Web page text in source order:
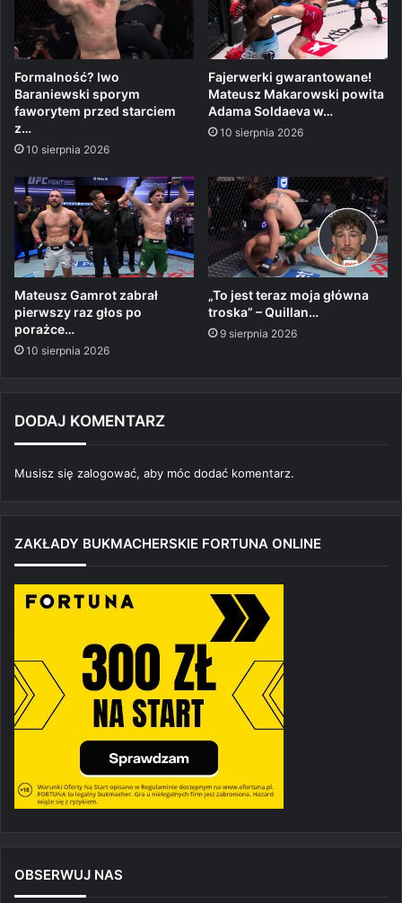
Formalność? Iwo
Baraniewski sporym
faworytem przed starciem
z…
10 sierpnia 2026
Fajerwerki gwarantowane!
Mateusz Makarowski powita
Adama Soldaeva w…
10 sierpnia 2026
Mateusz Gamrot zabrał
pierwszy raz głos po
porażce…
10 sierpnia 2026
„To jest teraz moja główna
troska” – Quillan…
9 sierpnia 2026
DODAJ KOMENTARZ
Musisz się zalogować, aby móc dodać komentarz.
ZAKŁADY BUKMACHERSKIE FORTUNA ONLINE
OBSERWUJ NAS